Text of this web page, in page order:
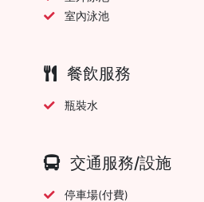
室內泳池
餐飲服務
瓶裝水
交通服務/設施
停車場(付費)